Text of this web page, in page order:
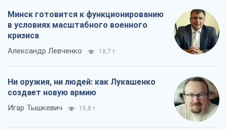
Минск готовится к функционированию
в условиях масштабного военного
кризиса
Александр Левченко 18,7 т.
Ни оружия, ни людей: как Лукашенко
создает новую армию
Игар Тышкевич 15,8 т.